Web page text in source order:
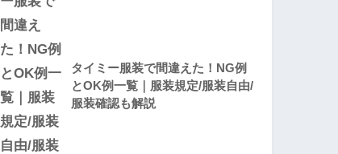
タイミー服装で間違えた！NG例
とOK例一覧｜服装規定/服装自由/
服装確認も解説